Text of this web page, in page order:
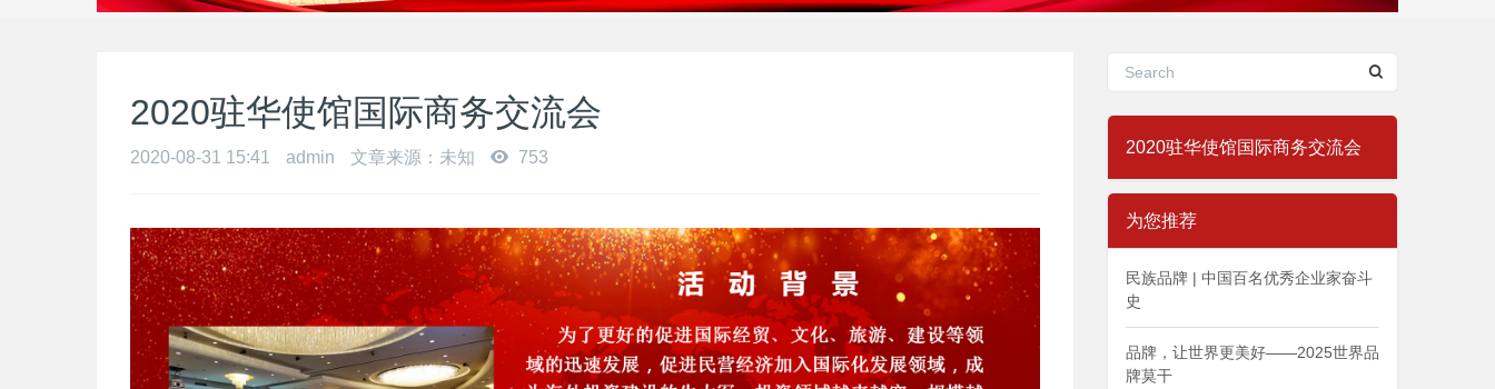
2020驻华使馆国际商务交流会
2020-08-31 15:41 admin 文章来源：未知 753
2020驻华使馆国际商务交流会
为您推荐
民族品牌 | 中国百名优秀企业家奋斗
史
品牌，让世界更美好——2025世界品
牌莫干